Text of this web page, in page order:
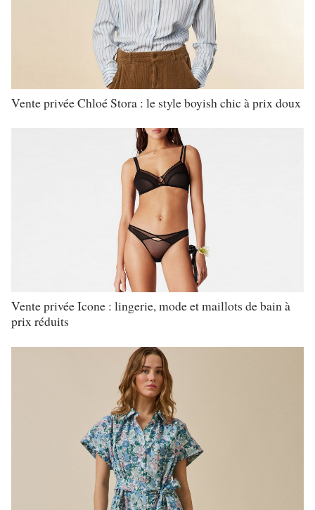
Vente privée Chloé Stora : le style boyish chic à prix doux
Vente privée Icone : lingerie, mode et maillots de bain à
prix réduits